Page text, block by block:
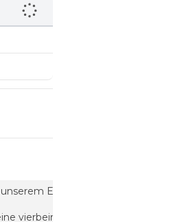
Eventraum mit 60m2,
vierbeinigen Freunde sind auch